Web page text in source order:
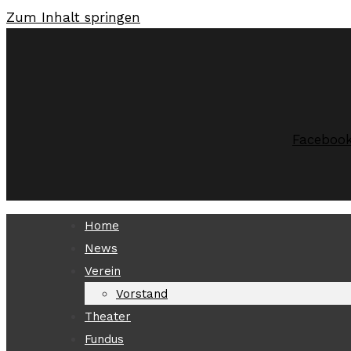
Zum Inhalt springen
Home
News
Verein
Vorstand
Theater
Fundus